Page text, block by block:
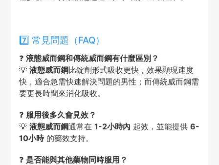
7️⃣ 常見問題（FAQ）
❓ 液態威而鋼和傳統威而鋼有什麼區別？
💡 液態威而鋼比錠劑形式吸收更快，效果顯現速度
快，適合急需快速解決問題的男性；而傳統威而鋼需
要更長時間來消化吸收。
❓ 服用後多久會見效？
💡 液態威而鋼通常在 1-2小時內 起效，並能提供 6-
10小時的藥效支持。
❓ 是否能與其他藥物同時服用？